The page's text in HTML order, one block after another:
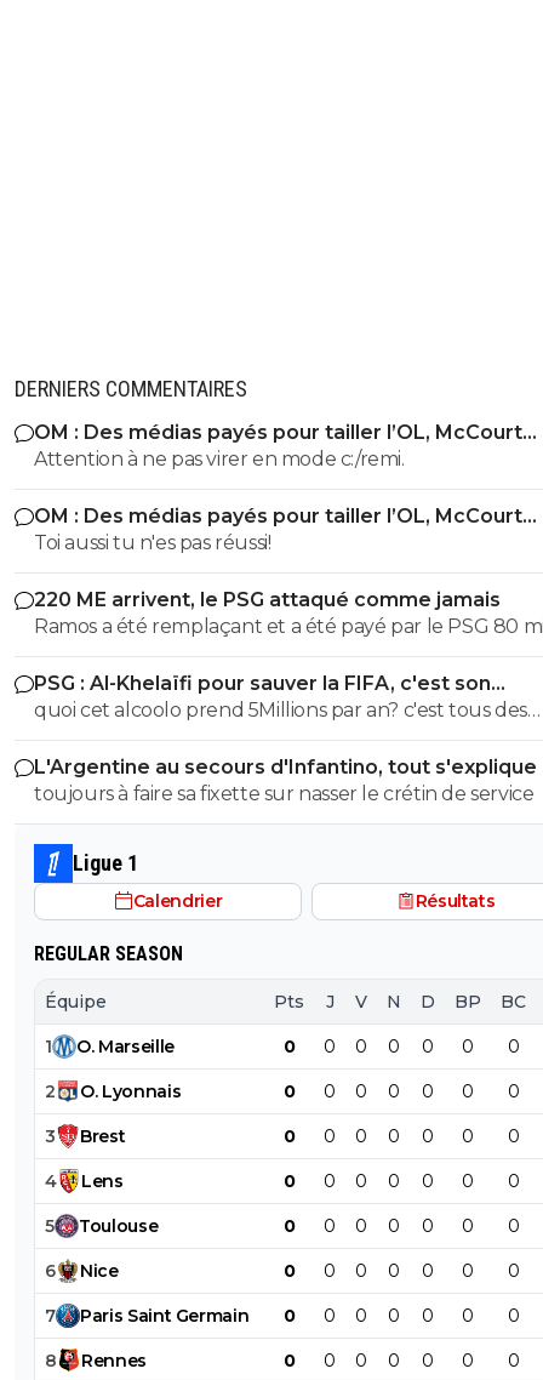
DERNIERS COMMENTAIRES
OM : Des médias payés pour tailler l’OL, McCourt
accusé
Attention à ne pas virer en mode c:/remi.
OM : Des médias payés pour tailler l’OL, McCourt
accusé
Toi aussi tu n'es pas réussi!
220 ME arrivent, le PSG attaqué comme jamais
Ramos a été remplaçant et a été payé par le PSG 80
(65+15 de bonus) Barcola était titulaire mais avec le
forme de Kvara il est remplaçant. C'est facile de dire
ou tel joueur vaut 70 millions quand un club a un des
budgets les plus élevé de la planète. 850 millions
PSG : Al-Khelaïfi pour sauver la FIFA, c'est son
cauchemar
quoi cet alcoolo prend 5Millions par an? c'est tous des
escrocs dans ce milieu.... et le mec ose parler après
L'Argentine au secours d'Infantino, tout s'explique
toujours à faire sa fixette sur nasser le crétin de service
Ligue 1
Calendrier Résultats
REGULAR SEASON
Équipe Pts J V N D BP BC
1 O. Marseille 0 0 0 0 0 0 0
2 O. Lyonnais 0 0 0 0 0 0 0
3 Brest 0 0 0 0 0 0 0
4 Lens 0 0 0 0 0 0 0
5 Toulouse 0 0 0 0 0 0 0
6 Nice 0 0 0 0 0 0 0
7 Paris Saint Germain 0 0 0 0 0 0 0
8 Rennes 0 0 0 0 0 0 0